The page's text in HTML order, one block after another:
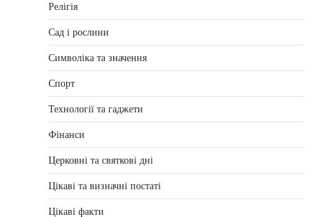
Релігія
Сад і рослини
Символіка та значення
Спорт
Технології та гаджети
Фінанси
Церковні та святкові дні
Цікаві та визначні постаті
Цікаві факти